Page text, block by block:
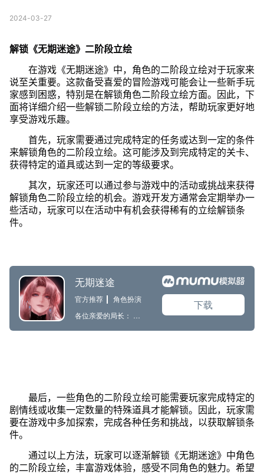
2024-03-27
解锁《无期迷途》二阶段立绘
在游戏《无期迷途》中，角色的二阶段立绘对于玩家来
说至关重要。这款备受喜爱的冒险游戏可能会让一些新手玩
家感到困惑，特别是在解锁角色二阶段立绘方面。因此，下
面将详细介绍一些解锁二阶段立绘的方法，帮助玩家更好地
享受游戏乐趣。
首先，玩家需要通过完成特定的任务或达到一定的条件
来解锁角色的二阶段立绘。这可能涉及到完成特定的关卡、
获得特定的道具或达到一定的等级要求。
其次，玩家还可以通过参与游戏中的活动或挑战来获得
解锁角色二阶段立绘的机会。游戏开发方通常会定期举办一
些活动，玩家可以在活动中有机会获得稀有的立绘解锁条
件。
最后，一些角色的二阶段立绘可能需要玩家完成特定的
剧情线或收集一定数量的特殊道具才能解锁。因此，玩家需
要在游戏中多加探索，完成各种任务和挑战，以获取解锁条
件。
通过以上方法，玩家可以逐渐解锁《无期迷途》中角色
的二阶段立绘，丰富游戏体验，感受不同角色的魅力。希望